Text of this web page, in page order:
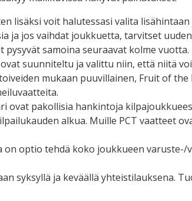
lisäksi voit halutessasi valita
ja jos vaihdat joukkuetta, tarvitset
pysyvät samoina seuraavat kolme vuotta.
suunniteltu ja valittu niin, että niitä
mukaan puuvillainen, Fruit of
ovat pakollisia hankintoja
alkua. Muille PCT vaatteet
on optio tehdä koko joukkueen
syksyllä ja keväällä yhteistilauksena.